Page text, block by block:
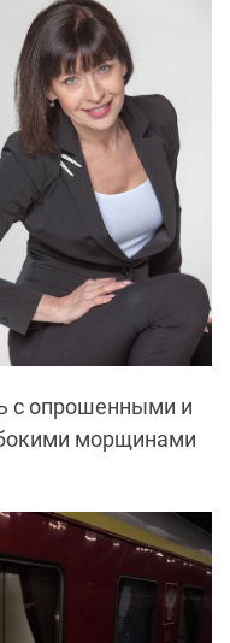
с опрошенными и
морщинами